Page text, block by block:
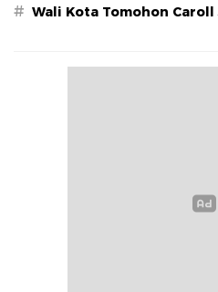
# Wali Kota Tomohon